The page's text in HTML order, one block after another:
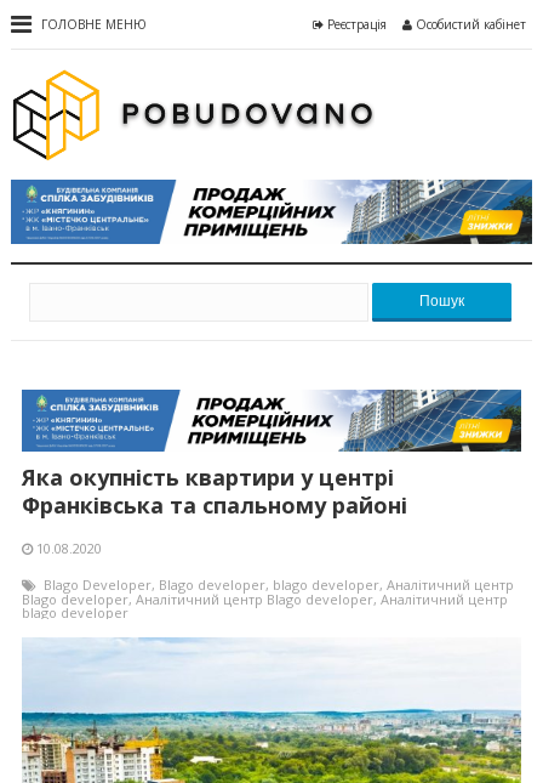
ГОЛОВНЕ МЕНЮ Реєстрація Особистий кабінет
Пошук
Яка окупність квартири у центрі
Франківська та спальному районі
10.08.2020
Blago Developer, Blago developer, blago developer, Аналітичний центр
Blago developer, Аналітичний центр Blago developer, Аналітичний центр
blago developer